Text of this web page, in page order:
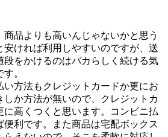
商品よりも高いんじゃないかと思う
安ければ利用しやすいのですが、送
段をかけるのはバカらしく続ける気
。
い方法もクレジットカードか更にお
しか方法が無いので、クレジットカ
に高くつくと思います。コンビニ払
便利です。また商品は宅配ボックス